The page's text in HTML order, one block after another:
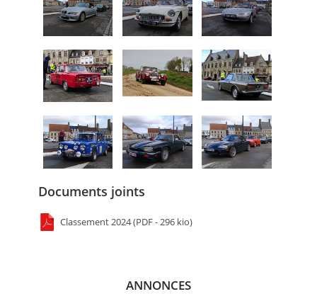
Documents joints
Classement 2024 (PDF - 296 kio)
ANNONCES